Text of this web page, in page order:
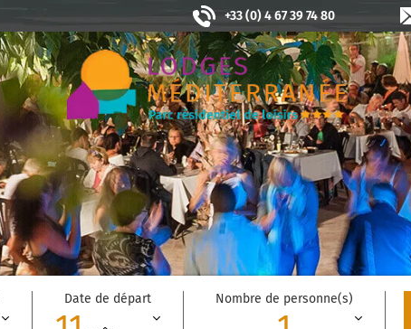
+33 (0) 4 67 39 74 80
Date de départ Nombre de personne(s)